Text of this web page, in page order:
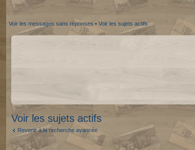
Voir les messages sans réponses • Voir les sujets actifs
Voir les sujets actifs
Revenir à la recherche avancée